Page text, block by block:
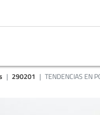
290201 TENDENCIAS EN